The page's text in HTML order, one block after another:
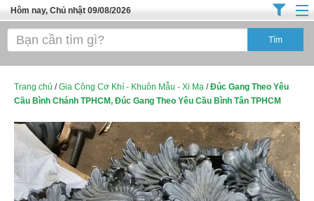
Hôm nay, Chủ nhật 09/08/2026
Trang chủ
Tuyển Sinh Đào Tạo
Đồ Dùng Nội Ngoại Thất
Điện Tử Điện Máy
Làm Đẹp
Trang chủ /Gia Công Cơ Khí - Khuôn Mẫu - Xi Mạ /Đúc Gang Theo Yêu
Cầu Bình Chánh TPHCM, Đúc Gang Theo Yêu Cầu Bình Tân TPHCM